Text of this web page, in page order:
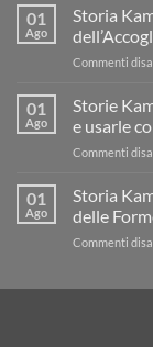
01
Ago
Storia
Commenti
01
Ago
Storie
e usarle
Commenti
01
Ago
Storia
delle
Commenti